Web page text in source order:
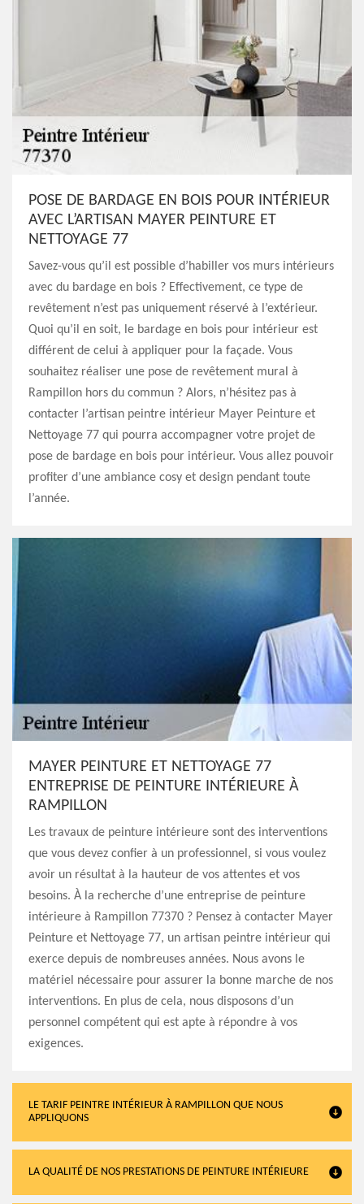
POSE DE BARDAGE EN BOIS POUR INTÉRIEUR
AVEC L’ARTISAN MAYER PEINTURE ET
NETTOYAGE 77
Savez-vous qu’il est possible d’habiller vos murs intérieurs
avec du bardage en bois ? Effectivement, ce type de
revêtement n’est pas uniquement réservé à l’extérieur.
Quoi qu’il en soit, le bardage en bois pour intérieur est
différent de celui à appliquer pour la façade. Vous
souhaitez réaliser une pose de revêtement mural à
Rampillon hors du commun ? Alors, n’hésitez pas à
contacter l’artisan peintre intérieur Mayer Peinture et
Nettoyage 77 qui pourra accompagner votre projet de
pose de bardage en bois pour intérieur. Vous allez pouvoir
profiter d’une ambiance cosy et design pendant toute
l’année.
MAYER PEINTURE ET NETTOYAGE 77
ENTREPRISE DE PEINTURE INTÉRIEURE À
RAMPILLON
Les travaux de peinture intérieure sont des interventions
que vous devez confier à un professionnel, si vous voulez
avoir un résultat à la hauteur de vos attentes et vos
besoins. À la recherche d’une entreprise de peinture
intérieure à Rampillon 77370 ? Pensez à contacter Mayer
Peinture et Nettoyage 77, un artisan peintre intérieur qui
exerce depuis de nombreuses années. Nous avons le
matériel nécessaire pour assurer la bonne marche de nos
interventions. En plus de cela, nous disposons d’un
personnel compétent qui est apte à répondre à vos
exigences.
LE TARIF PEINTRE INTÉRIEUR À RAMPILLON QUE NOUS
APPLIQUONS
LA QUALITÉ DE NOS PRESTATIONS DE PEINTURE INTÉRIEURE